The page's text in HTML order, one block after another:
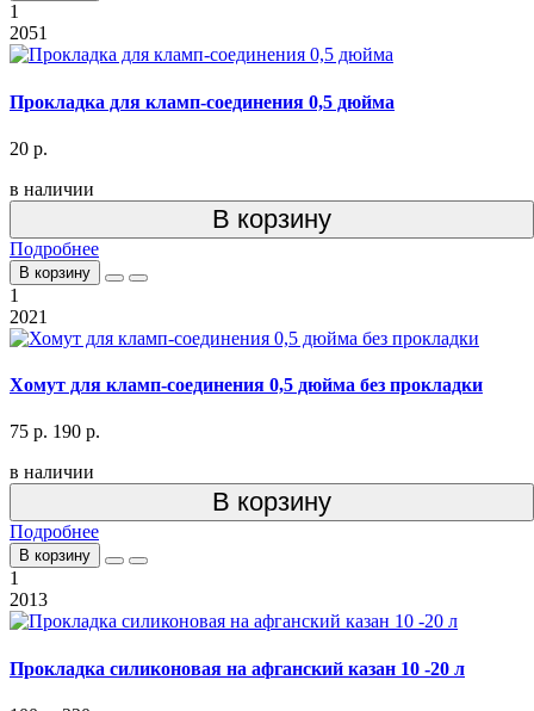
1
2051
Прокладка для кламп-соединения 0,5 дюйма
20 р.
в наличии
В корзину
Подробнее
В корзину
1
2021
Хомут для кламп-соединения 0,5 дюйма без прокладки
75 р. 190 р.
в наличии
В корзину
Подробнее
В корзину
1
2013
Прокладка силиконовая на афганский казан 10 -20 л